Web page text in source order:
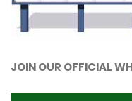
JOIN OUR OFFICIAL